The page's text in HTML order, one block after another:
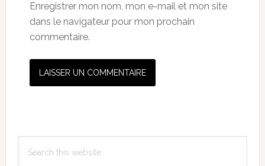
Enregistrer mon nom, mon e-mail et mon site
dans le navigateur pour mon prochain
commentaire.
Primary
Sidebar
this